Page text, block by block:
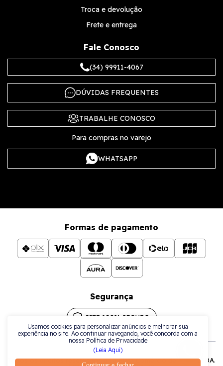
Usamos cookies para personalizar anúncios e melhorar sua
experiência no site. Ao continuar navegando, você concorda com a
nossa Política de Privacidade
(Leia Aqui)
Troca e devolução
Frete e entrega
Fale Conosco
(34) 99911-4067
DÚVIDAS FREQUENTES
TRABALHE CONOSCO
Para compras no varejo
WHATSAPP
Formas de pagamento
Segurança
Todos os direitos reservados a La Plata Comércio de Joias LTDA.